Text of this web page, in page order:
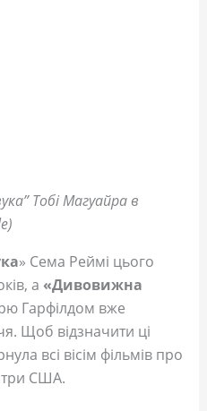
Тобі Магуайра в
» Сема Реймі цього
а «Дивовижна
Гарфілдом вже
Щоб відзначити ці
всі вісім фільмів про
США.